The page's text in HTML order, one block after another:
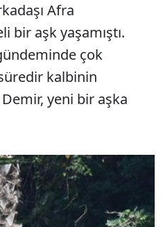
Afra
bir aşk yaşamıştı.
çok
kalbinin
Demir, yeni bir aşka